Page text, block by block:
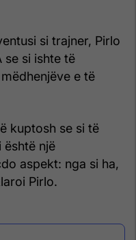
si trajner, Pirlo
se si ishte të
e të
kuptosh se si të
është një
aspekt: ​​nga si ha,
Pirlo.